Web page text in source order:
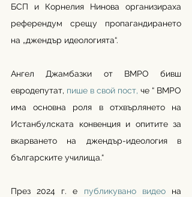
БСП и Корнелия Нинова организираха
референдум срещу пропагандирането
на „джендър идеологията“.
Ангел Джамбазки от ВМРО бивш
евродепутат, пише в свой пост, че “ ВМРО
има основна роля в отхвърлянето на
Истанбулската конвенция и опитите за
вкарването на джендър-идеология в
българските училища.“
През 2024 г. е публикувано видео на